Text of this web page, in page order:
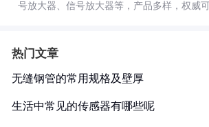
号放大器、信号放大器等，产品多样，权威可
热门文章
无缝钢管的常用规格及壁厚
生活中常见的传感器有哪些呢